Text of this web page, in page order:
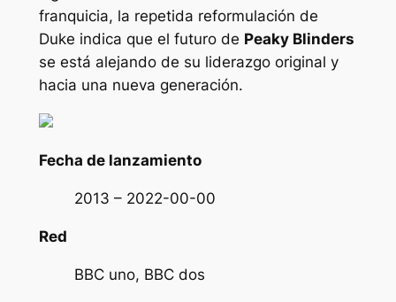
franquicia, la repetida reformulación de
Duke indica que el futuro de Peaky Blinders
se está alejando de su liderazgo original y
hacia una nueva generación.
Fecha de lanzamiento
2013 – 2022-00-00
Red
BBC uno, BBC dos